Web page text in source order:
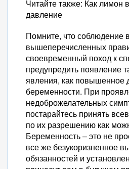
Читайте также: Как лимон
давление
Помните, что соблюдение
вышеперечисленных
своевременный поход к
предупредить появление
явления, как повышенное
беременности. При
недоброжелательных
постарайтесь принять
по их разрешению как
Беременность – это не
все же безукоризненное
обязанностей и